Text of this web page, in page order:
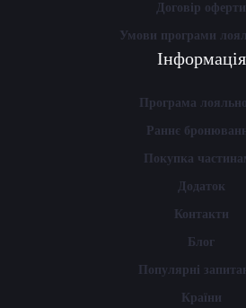
Договір оферти
Умови програми
Інформація
Програма
Раннє
Покупка
Додаток
Контакти
Блог
Популярні
Країни